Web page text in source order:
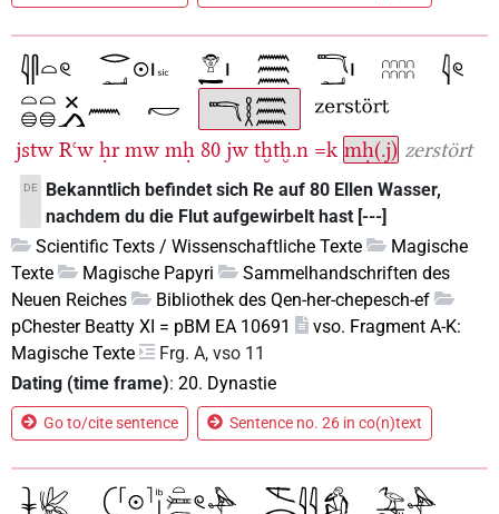
jstw Rꜥw ḥr mw mḥ 80 jw tḫtḫ.n =k mḥ(.j) zerstört
DE
Bekanntlich befindet sich Re auf 80 Ellen Wasser,
nachdem du die Flut aufgewirbelt hast [---]
Scientific Texts / Wissenschaftliche Texte
Magische
Texte
Magische Papyri
Sammelhandschriften des
Neuen Reiches
Bibliothek des Qen-her-chepesch-ef
pChester Beatty XI = pBM EA 10691
vso. Fragment A-K:
Magische Texte
Frg. A, vso 11
Dating (time frame): 20. Dynastie
Go to/cite sentence Sentence no. 26 in co(n)text